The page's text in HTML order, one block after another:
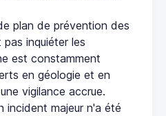
plan de prévention des
inquiéter les
est constamment
en géologie et en
vigilance accrue.
incident majeur n'a été